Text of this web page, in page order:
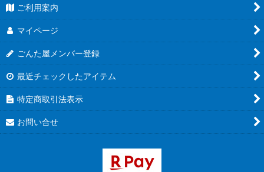
ご利用案内
マイページ
ごんた屋メンバー登録
最近チェックしたアイテム
特定商取引法表示
お問い合せ